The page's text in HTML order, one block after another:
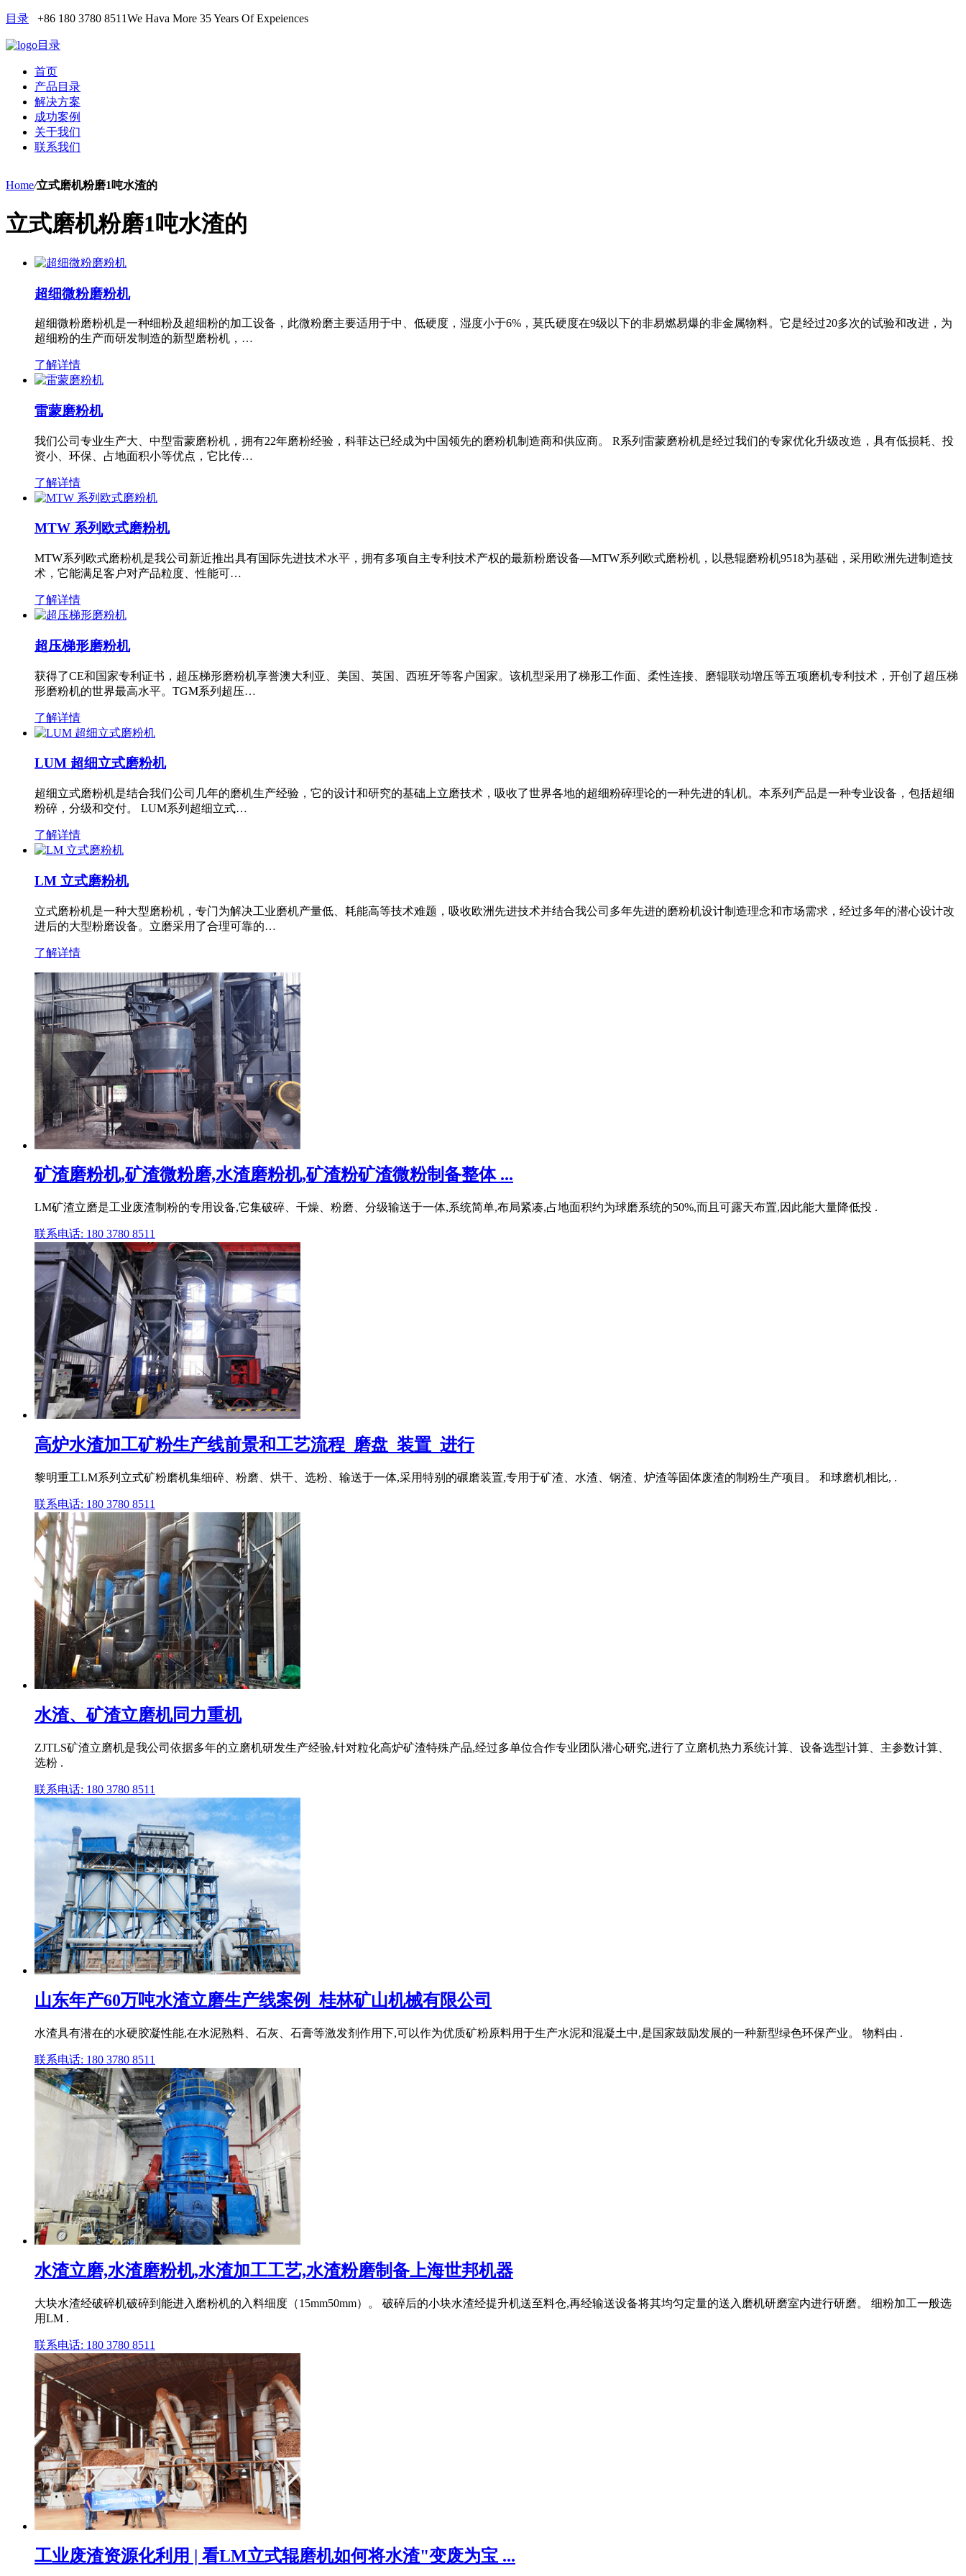
目录 +86 180 3780 8511We Hava More 35 Years Of Expeiences
目录
首页
产品目录
解决方案
成功案例
关于我们
联系我们
Home/立式磨机粉磨1吨水渣的
立式磨机粉磨1吨水渣的
超细微粉磨粉机
超细微粉磨粉机是一种细粉及超细粉的加工设备，此微粉磨主要适用于中、低硬度，湿度小于6%，莫氏硬度在9级以下的非易燃易爆的非金属物料。它是经过20多次的试验和改进，为
超细粉的生产而研发制造的新型磨粉机，…
了解详情
雷蒙磨粉机
我们公司专业生产大、中型雷蒙磨粉机，拥有22年磨粉经验，科菲达已经成为中国领先的磨粉机制造商和供应商。 R系列雷蒙磨粉机是经过我们的专家优化升级改造，具有低损耗、投
资小、环保、占地面积小等优点，它比传…
了解详情
MTW 系列欧式磨粉机
MTW系列欧式磨粉机是我公司新近推出具有国际先进技术水平，拥有多项自主专利技术产权的最新粉磨设备—MTW系列欧式磨粉机，以悬辊磨粉机9518为基础，采用欧洲先进制造技
术，它能满足客户对产品粒度、性能可…
了解详情
超压梯形磨粉机
获得了CE和国家专利证书，超压梯形磨粉机享誉澳大利亚、美国、英国、西班牙等客户国家。该机型采用了梯形工作面、柔性连接、磨辊联动增压等五项磨机专利技术，开创了超压梯
形磨粉机的世界最高水平。TGM系列超压…
了解详情
LUM 超细立式磨粉机
超细立式磨粉机是结合我们公司几年的磨机生产经验，它的设计和研究的基础上立磨技术，吸收了世界各地的超细粉碎理论的一种先进的轧机。本系列产品是一种专业设备，包括超细
粉碎，分级和交付。 LUM系列超细立式…
了解详情
LM 立式磨粉机
立式磨粉机是一种大型磨粉机，专门为解决工业磨机产量低、耗能高等技术难题，吸收欧洲先进技术并结合我公司多年先进的磨粉机设计制造理念和市场需求，经过多年的潜心设计改
进后的大型粉磨设备。立磨采用了合理可靠的…
了解详情
矿渣磨粉机,矿渣微粉磨,水渣磨粉机,矿渣粉矿渣微粉制备整体 ...
LM矿渣立磨是工业废渣制粉的专用设备,它集破碎、干燥、粉磨、分级输送于一体,系统简单,布局紧凑,占地面积约为球磨系统的50%,而且可露天布置,因此能大量降低投 .
联系电话: 180 3780 8511
高炉水渣加工矿粉生产线前景和工艺流程_磨盘_装置_进行
黎明重工LM系列立式矿粉磨机集细碎、粉磨、烘干、选粉、输送于一体,采用特别的碾磨装置,专用于矿渣、水渣、钢渣、炉渣等固体废渣的制粉生产项目。 和球磨机相比, .
联系电话: 180 3780 8511
水渣、矿渣立磨机同力重机
ZJTLS矿渣立磨机是我公司依据多年的立磨机研发生产经验,针对粒化高炉矿渣特殊产品,经过多单位合作专业团队潜心研究,进行了立磨机热力系统计算、设备选型计算、主参数计算、
选粉 .
联系电话: 180 3780 8511
山东年产60万吨水渣立磨生产线案例_桂林矿山机械有限公司
水渣具有潜在的水硬胶凝性能,在水泥熟料、石灰、石膏等激发剂作用下,可以作为优质矿粉原料用于生产水泥和混凝土中,是国家鼓励发展的一种新型绿色环保产业。 物料由 .
联系电话: 180 3780 8511
水渣立磨,水渣磨粉机,水渣加工工艺,水渣粉磨制备上海世邦机器
大块水渣经破碎机破碎到能进入磨粉机的入料细度（15mm50mm）。 破碎后的小块水渣经提升机送至料仓,再经输送设备将其均匀定量的送入磨机研磨室内进行研磨。 细粉加工一般选
用LM .
联系电话: 180 3780 8511
工业废渣资源化利用 | 看LM立式辊磨机如何将水渣"变废为宝 ...